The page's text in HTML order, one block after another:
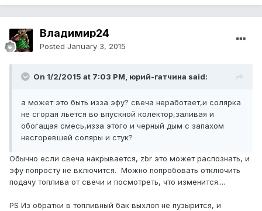
Владимир24
Posted January 3, 2015
On 1/2/2015 at 7:03 PM, юрий-гатчина said:
а может это быть изза эфу? свеча неработает,и солярка
не сгорая льется во впускной колектор,заливая и
обогащая смесь,изза этого и черный дым с запахом
несгоревшей соляры и стук?
Обычно если свеча накрывается, zbr это может распознать, и
эфу попросту не включится. Можно попробовать отключить
подачу топлива от свечи и посмотреть, что изменится....
PS Из обратки в топливный бак выхлоп не пузырится, и